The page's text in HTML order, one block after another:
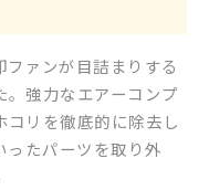
ァンが目詰まりする
。強力なエアーコンプ
コリを徹底的に除去し
ったパーツを取り外